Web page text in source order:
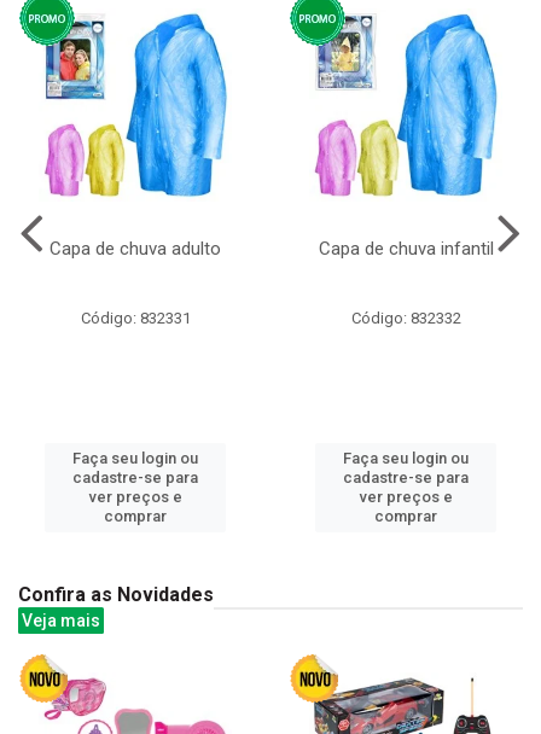
Capa de chuva adulto
Código: 832331
Faça seu login ou
cadastre-se para
ver preços e
comprar
Capa de chuva infantil
Código: 832332
Faça seu login ou
cadastre-se para
ver preços e
comprar
Confira as Novidades
Veja mais